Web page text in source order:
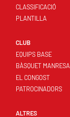
CLASSIFICACIÓ
PLANTILLA
CLUB
EQUIPS BASE
BÀSQUET MANRESA
EL CONGOST
PATROCINADORS
ALTRES